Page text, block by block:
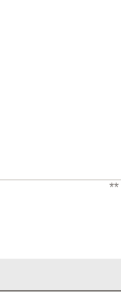
**